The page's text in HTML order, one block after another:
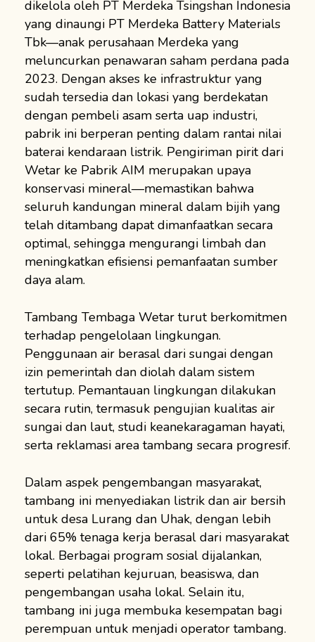
dikelola oleh PT Merdeka Tsingshan Indonesia
yang dinaungi PT Merdeka Battery Materials
Tbk—anak perusahaan Merdeka yang
meluncurkan penawaran saham perdana pada
2023. Dengan akses ke infrastruktur yang
sudah tersedia dan lokasi yang berdekatan
dengan pembeli asam serta uap industri,
pabrik ini berperan penting dalam rantai nilai
baterai kendaraan listrik. Pengiriman pirit dari
Wetar ke Pabrik AIM merupakan upaya
konservasi mineral—memastikan bahwa
seluruh kandungan mineral dalam bijih yang
telah ditambang dapat dimanfaatkan secara
optimal, sehingga mengurangi limbah dan
meningkatkan efisiensi pemanfaatan sumber
daya alam.
Tambang Tembaga Wetar turut berkomitmen
terhadap pengelolaan lingkungan.
Penggunaan air berasal dari sungai dengan
izin pemerintah dan diolah dalam sistem
tertutup. Pemantauan lingkungan dilakukan
secara rutin, termasuk pengujian kualitas air
sungai dan laut, studi keanekaragaman hayati,
serta reklamasi area tambang secara progresif.
Dalam aspek pengembangan masyarakat,
tambang ini menyediakan listrik dan air bersih
untuk desa Lurang dan Uhak, dengan lebih
dari 65% tenaga kerja berasal dari masyarakat
lokal. Berbagai program sosial dijalankan,
seperti pelatihan kejuruan, beasiswa, dan
pengembangan usaha lokal. Selain itu,
tambang ini juga membuka kesempatan bagi
perempuan untuk menjadi operator tambang.